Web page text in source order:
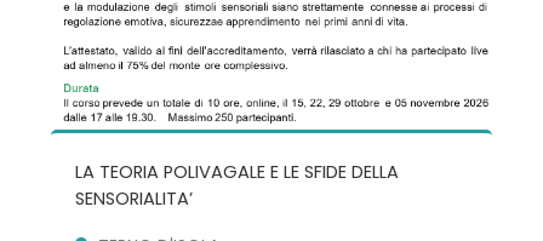
LA TEORIA POLIVAGALE E LE SFIDE DELLA
SENSORIALITA’